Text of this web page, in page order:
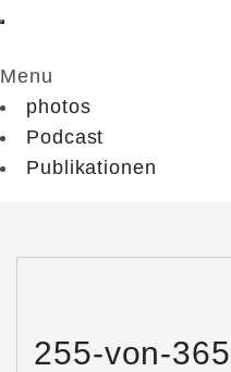
Menu
photos
Podcast
Publikationen
255-von-